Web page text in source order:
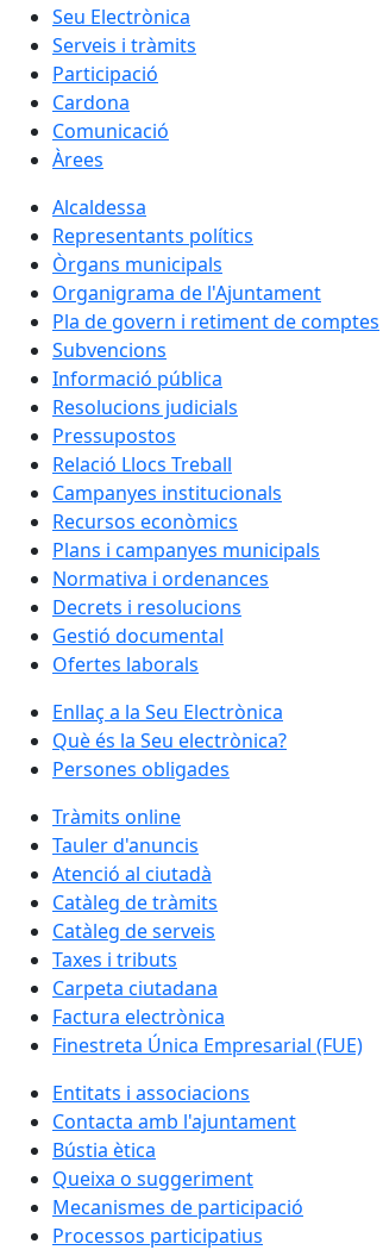
Seu Electrònica
Serveis i tràmits
Participació
Cardona
Comunicació
Àrees
Alcaldessa
Representants polítics
Òrgans municipals
Organigrama de l'Ajuntament
Pla de govern i retiment de comptes
Subvencions
Informació pública
Resolucions judicials
Pressupostos
Relació Llocs Treball
Campanyes institucionals
Recursos econòmics
Plans i campanyes municipals
Normativa i ordenances
Decrets i resolucions
Gestió documental
Ofertes laborals
Enllaç a la Seu Electrònica
Què és la Seu electrònica?
Persones obligades
Tràmits online
Tauler d'anuncis
Atenció al ciutadà
Catàleg de tràmits
Catàleg de serveis
Taxes i tributs
Carpeta ciutadana
Factura electrònica
Finestreta Única Empresarial (FUE)
Entitats i associacions
Contacta amb l'ajuntament
Bústia ètica
Queixa o suggeriment
Mecanismes de participació
Processos participatius